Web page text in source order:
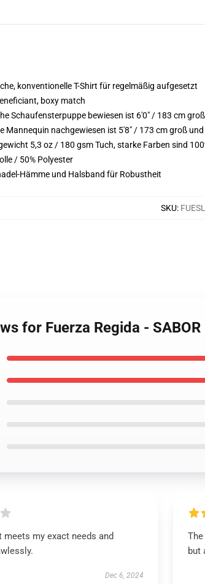
konventionelle T-Shirt für regelmäßig aufgesetzt
boxy match
Schaufensterpuppe bewiesen ist 6'0" / 183 cm
Mannequin nachgewiesen ist 5'8" / 173 cm groß
5,3 oz / 180 gsm Tuch, starke Farben sind
/ 50% Polyester
Hämme und Halsband für Robustheit
SKU:
for Fuerza Regida -
meets my exact needs and
Dec 6, 2024
but